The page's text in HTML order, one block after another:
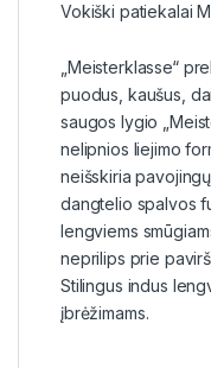
Vokiški patiekalai
„Meisterklasse“
puodus, kaušus,
saugos lygio
nelipnios liejimo
neišskiria
dangtelio spalvos
lengviems
neprilips prie
Stilingus indus
įbrėžimams.